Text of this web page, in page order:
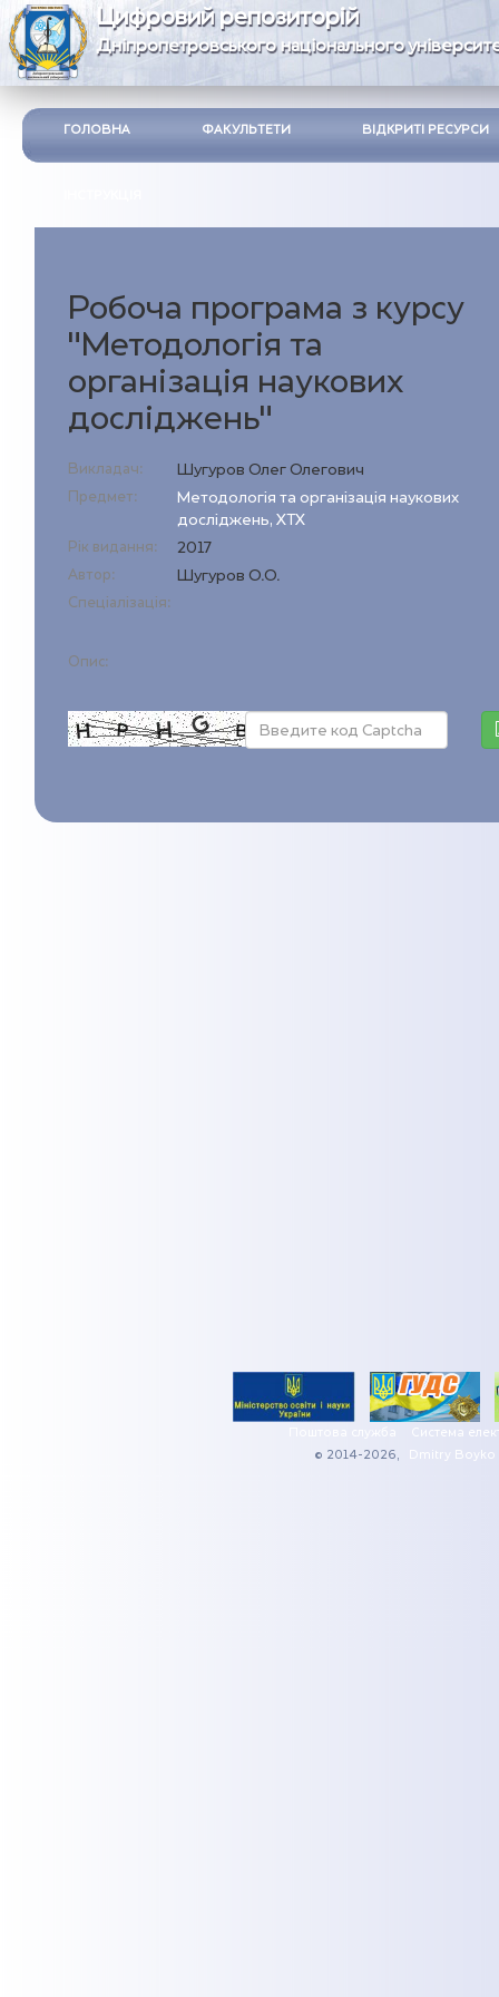
Цифровий репозиторій
Дніпропетровського національного
ГОЛОВНА ФАКУЛЬТЕТИ ВІДКРИТІ РЕСУРСИ
Робоча програма з курсу
"Методологія та
організація наукових
досліджень"
Викладач: Шугуров Олег Олегович
Предмет:
Методологія та організація наукових
досліджень, ХТХ
Рік видання: 2017
Автор: Шугуров О.О.
Спеціалізація:
Опис:
Поштова служба
Система
© 2014-2026,
Dmitry Boyko